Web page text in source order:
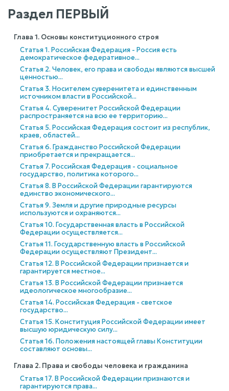
Раздел ПЕРВЫЙ
Глава 1. Основы конституционного строя
Статья 1. Российская Федерация - Россия есть
демократическое федеративное...
Статья 2. Человек, его права и свободы являются высшей
ценностью...
Статья 3. Носителем суверенитета и единственным
источником власти в Российской...
Статья 4. Суверенитет Российской Федерации
распространяется на всю ее территорию...
Статья 5. Российская Федерация состоит из республик,
краев, областей...
Статья 6. Гражданство Российской Федерации
приобретается и прекращается...
Статья 7. Российская Федерация - социальное
государство, политика которого...
Статья 8. В Российской Федерации гарантируются
единство экономического...
Статья 9. Земля и другие природные ресурсы
используются и охраняются...
Статья 10. Государственная власть в Российской
Федерации осуществляется...
Статья 11. Государственную власть в Российской
Федерации осуществляют Президент...
Статья 12. В Российской Федерации признается и
гарантируется местное...
Статья 13. В Российской Федерации признается
идеологическое многообразие...
Статья 14. Российская Федерация - светское
государство...
Статья 15. Конституция Российской Федерации имеет
высшую юридическую силу...
Статья 16. Положения настоящей главы Конституции
составляют основы...
Глава 2. Права и свободы человека и гражданина
Статья 17. В Российской Федерации признаются и
гарантируются права...